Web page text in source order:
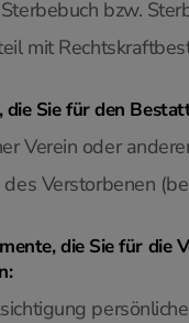
bzw.
mit
Sie für den
Verein oder
Verstorbenen
die Sie für die